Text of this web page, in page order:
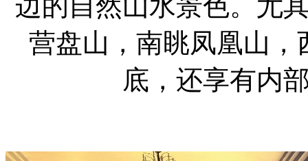
营盘山，南眺凤凰山
底，还享有内